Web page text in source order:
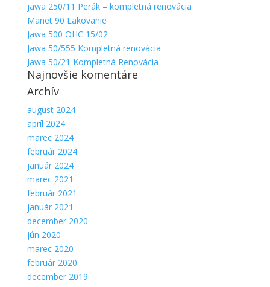
jawa 250/11 Perák – kompletná renovácia
Manet 90 Lakovanie
Jawa 500 OHC 15/02
Jawa 50/555 Kompletná renovácia
Jawa 50/21 Kompletná Renovácia
Najnovšie komentáre
Archív
august 2024
apríl 2024
marec 2024
február 2024
január 2024
marec 2021
február 2021
január 2021
december 2020
jún 2020
marec 2020
február 2020
december 2019